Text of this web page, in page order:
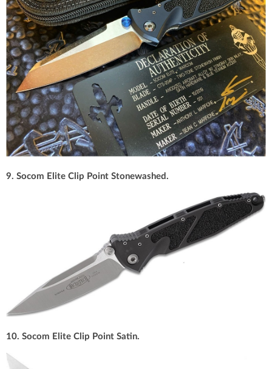
9. Socom Elite Clip Point Stonewashed.
10. Socom Elite Clip Point Satin.